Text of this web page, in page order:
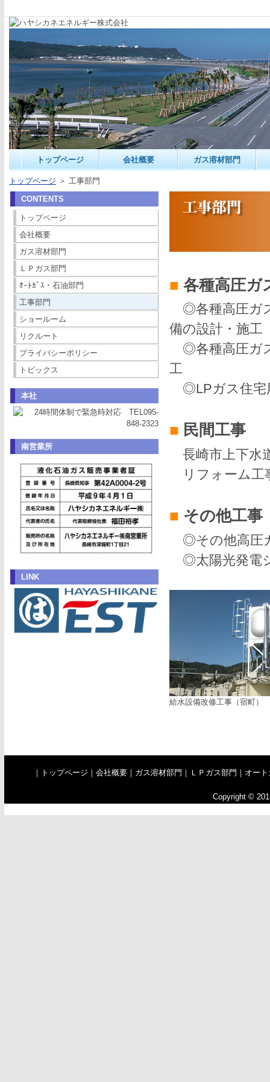
トップページ 会社概要 ガス溶材部門
トップページ ＞ 工事部門
CONTENTS
トップページ
会社概要
ガス溶材部門
ＬＰガス部門
ｵｰﾄｶﾞｽ・石油部門
工事部門
ショールーム
リクルート
プライバシーポリシー
トピックス
本社
南営業所
LINK
■ 各種高圧ガ
◎各種高圧ガ
備の設計・施工
◎各種高圧ガ
工
◎LPガス住宅
■ 民間工事
長崎市上下水
リフォーム工
■ その他工事
◎その他高圧
◎太陽光発電
給水設備改修工事（宿町）
｜ トップページ ｜ 会社概要｜ ガス溶材部門 ｜ ＬＰガス部門 ｜ オー
Copyright ©